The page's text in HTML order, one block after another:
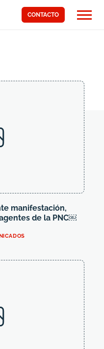
CONTACTO
manifestación,
de la PNC￼